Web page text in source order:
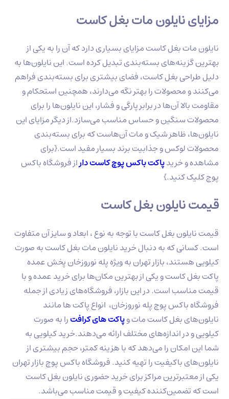
مزایای نایلون مات بغل کاست
نایلون مات بغل کاست مزایای بسیاری دارد که آن را به یکی از
بهترین گزینه‌های بسته‌بندی تبدیل کرده است. این نایلون‌ها به
دلیل طراحی بغل کاست، فضای بیشتری برای بسته‌بندی فراهم
می‌کنند و محصولات را بهتر نگه می‌دارند، همچنین استحکام و
مقاومت بالا آن‌ها در برابر پارگی و فشار، این نایلون‌ها را برای
محصولات سنگین و حساس مناسب می‌سازد.از دیگر مزایای این
نایلون‌ها، ظاهر شیک و مات آن‌هاست که برای بسته‌بندی
محصولات لوکس و جذابیت برند بسیار مفید است.{برای
مشاهده و خریدپاکت باکس پوچ کاست داراز فروشگاه باکس
پوچ کلیک کنید.}
قیمت نایلون بغل کاست
قیمت نایلون بغل کاست با توجه به نوع ، ابعاد و سایز آن متفاوت
است. کسانی که به دنبال خرید نایلون مات بغل کاست به صورت
کیلویی هستند، بازار تهران به ویژه پله نوروزخان پخش عمده
پاکت بغل کاست و یکی از بهترین مکان‌ها برای خرید عمده و با
قیمت مناسب است. در این بازار، فروشگاه‌های زیادی از جمله
فروشگاه باکس پوچ پله نوروزخان، انواع پاکت ها مانند
نایلون‌های بغل کاست مات وپاکت های کرافترا به صورت
کیلویی و در اندازه‌های مختلف ارائه می‌دهند.خرید کیلویی به
شما این امکان را می‌دهد که با هزینه کمتر، حجم بیشتری از
نایلون‌های باکیفیت را تهیه کنید. فروشگاه باکس پوچ بازار تهران
یکی از معتبرترین مراکز برای خرید حضوری نایلون بغل کاست
است که تضمین‌کننده کیفیت و قیمت مناسب می‌باشد.